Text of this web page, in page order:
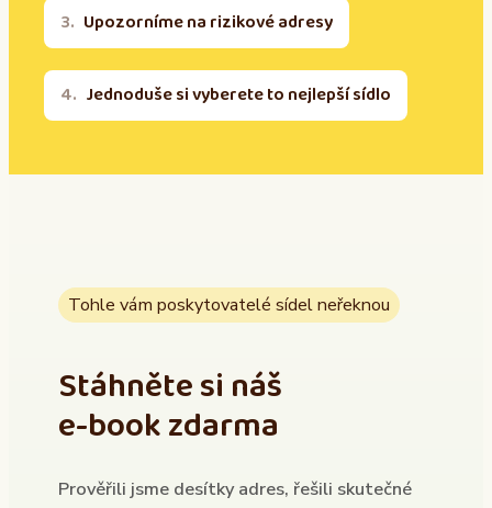
Upozorníme na rizikové adresy
Jednoduše si vyberete to nejlepší sídlo
Tohle vám poskytovatelé sídel neřeknou
Stáhněte si náš
e-book zdarma
Prověřili jsme desítky adres, řešili skutečné